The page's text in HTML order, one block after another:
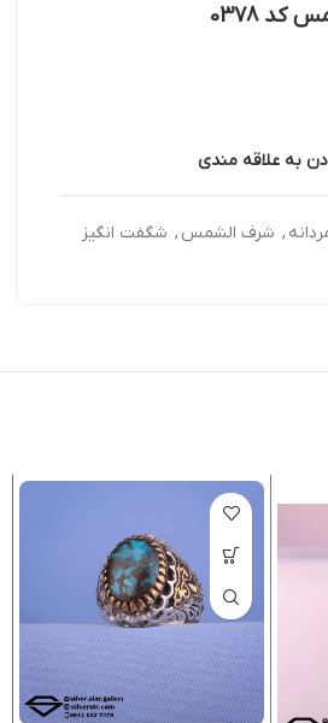
0378
به علاقه مندی
, شرف الشمس , شگفت انگیز